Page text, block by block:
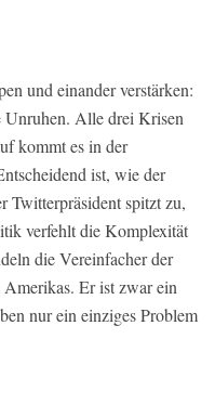
und einander verstärken:
Alle drei Krisen
kommt es in der
ist, wie der
Twitterpräsident spitzt zu,
verfehlt die Komplexität
die Vereinfacher der
Er ist zwar ein
nur ein einziges Problem